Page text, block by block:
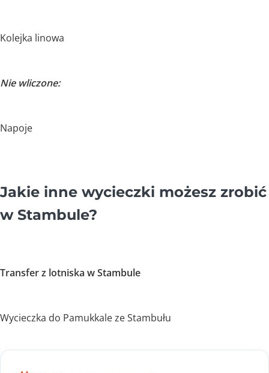
Kolejka linowa
Nie wliczone:
Napoje
Jakie inne wycieczki możesz zrobić
w Stambule?
Transfer z lotniska w Stambule
Wycieczka do Pamukkale ze Stambułu